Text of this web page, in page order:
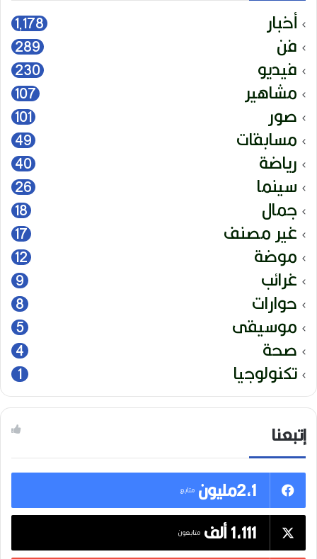
أخبار 1٬178
فن 289
فيديو 230
مشاهير 107
صور 101
مسابقات 49
رياضة 40
سينما 26
جمال 18
غير مصنف 17
موضة 12
غرائب 9
حوارات 8
موسيقى 5
صحة 4
تكنولوجيا 1
إتبعنا
2,1مليون
متابع
1,111 ألف متابعون